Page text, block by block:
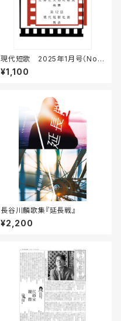
現代短歌 2025年1月号（No.1
06）
¥1,100
長谷川麟歌集『延長戦』
¥2,200